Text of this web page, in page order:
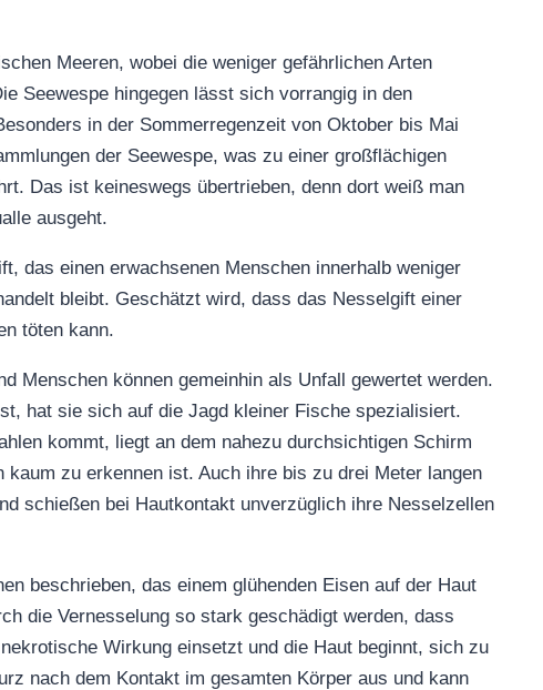
Meeren, wobei die weniger gefährlichen Arten
Seewespe hingegen lässt sich vorrangig in den
in der Sommerregenzeit von Oktober bis Mai
der Seewespe, was zu einer großflächigen
Das ist keineswegs übertrieben, denn dort weiß man
ausgeht.
das einen erwachsenen Menschen innerhalb weniger
bleibt. Geschätzt wird, dass das Nesselgift einer
töten kann.
Menschen können gemeinhin als Unfall gewertet werden.
hat sie sich auf die Jagd kleiner Fische spezialisiert.
kommt, liegt an dem nahezu durchsichtigen Schirm
zu erkennen ist. Auch ihre bis zu drei Meter langen
schießen bei Hautkontakt unverzüglich ihre Nesselzellen
beschrieben, das einem glühenden Eisen auf der Haut
die Vernesselung so stark geschädigt werden, dass
Wirkung einsetzt und die Haut beginnt, sich zu
nach dem Kontakt im gesamten Körper aus und kann